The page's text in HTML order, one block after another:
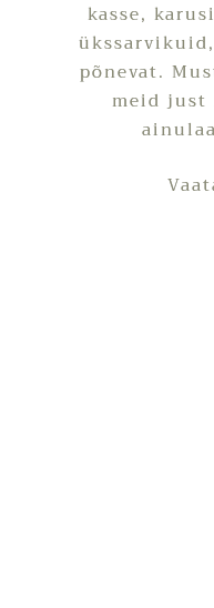
kasse,
põnevat.
meid just